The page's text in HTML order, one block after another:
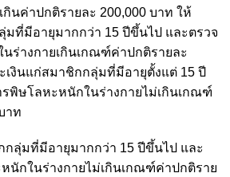
นค่าปกติรายละ 200,000 บาท ให้
มที่มีอายุมากกว่า 15 ปีขึ้นไป และตรวจ
ร่างกายเกินเกณฑ์ค่าปกติรายละ
เงินแก่สมาชิกกลุ่มที่มีอายุตั้งแต่ 15 ปี
พิษโลหะหนักในร่างกายไม่เกินเกณฑ์
าท
กลุ่มที่มีอายุมากกว่า 15 ปีขึ้นไป และ
นักในร่างกายไม่เกินเกณฑ์ค่าปกติราย